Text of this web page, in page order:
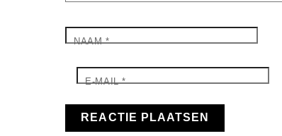
NAAM*
E-MAIL*